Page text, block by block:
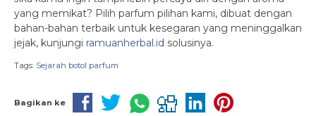
yang memikat? Pilih parfum pilihan kami, dibuat dengan
bahan-bahan terbaik untuk kesegaran yang meninggalkan
jejak, kunjungi ramuanherbal.id solusinya.
Tags: Sejarah botol parfum
Bagikan ke